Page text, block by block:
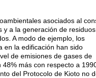
asociados al
a la generación de
A modo de ejemplo, los
en la edificación han sido
de emisiones de gases de
más con respecto a
del Protocolo de Kioto no